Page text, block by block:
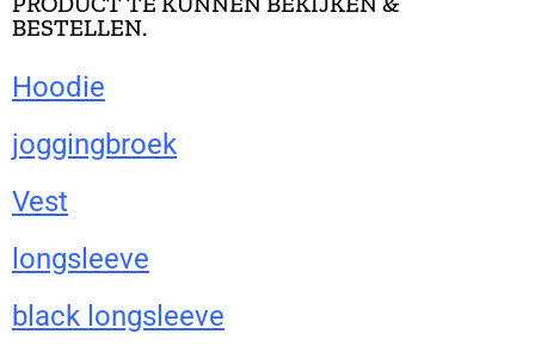
BESTELLEN.
Hoodie
joggingbroek
Vest
longsleeve
black longsleeve